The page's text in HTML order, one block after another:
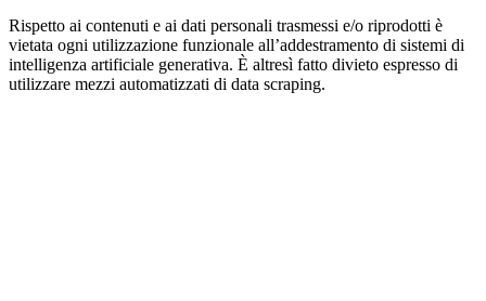
Rispetto ai contenuti e ai dati personali trasmessi e/o riprodotti è
vietata ogni utilizzazione funzionale all’addestramento di sistemi di
intelligenza artificiale generativa. È altresì fatto divieto espresso di
utilizzare mezzi automatizzati di data scraping.